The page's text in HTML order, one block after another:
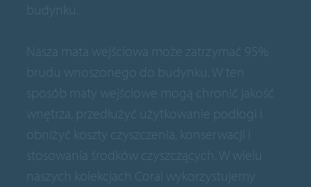
budynku.
Nasza mata wejściowa może zatrzymać 95%
brudu wnoszonego do budynku. W ten
sposób maty wejściowe mogą chronić jakość
wnętrza, przedłużyć użytkowanie podłogi i
obniżyć koszty czyszczenia, konserwacji i
stosowania środków czyszczących. W wielu
naszych kolekcjach Coral wykorzystujemy